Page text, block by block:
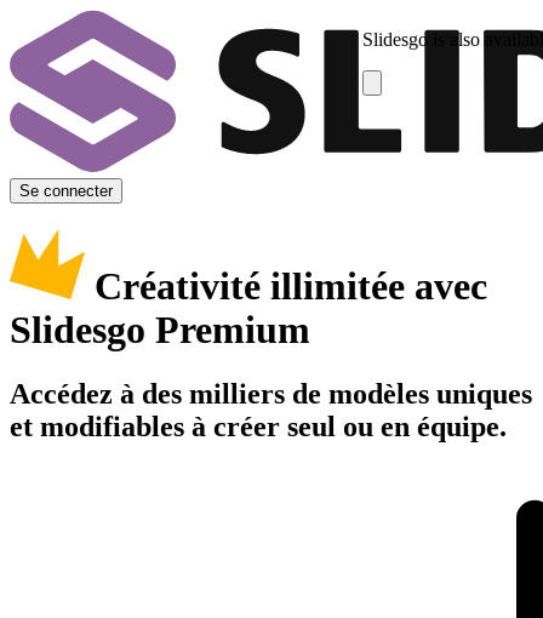
Slidesgo is also
Se connecter
Créativité illimitée avec
Slidesgo Premium
Accédez à des milliers de modèles uniques
et modifiables à créer seul ou en équipe.